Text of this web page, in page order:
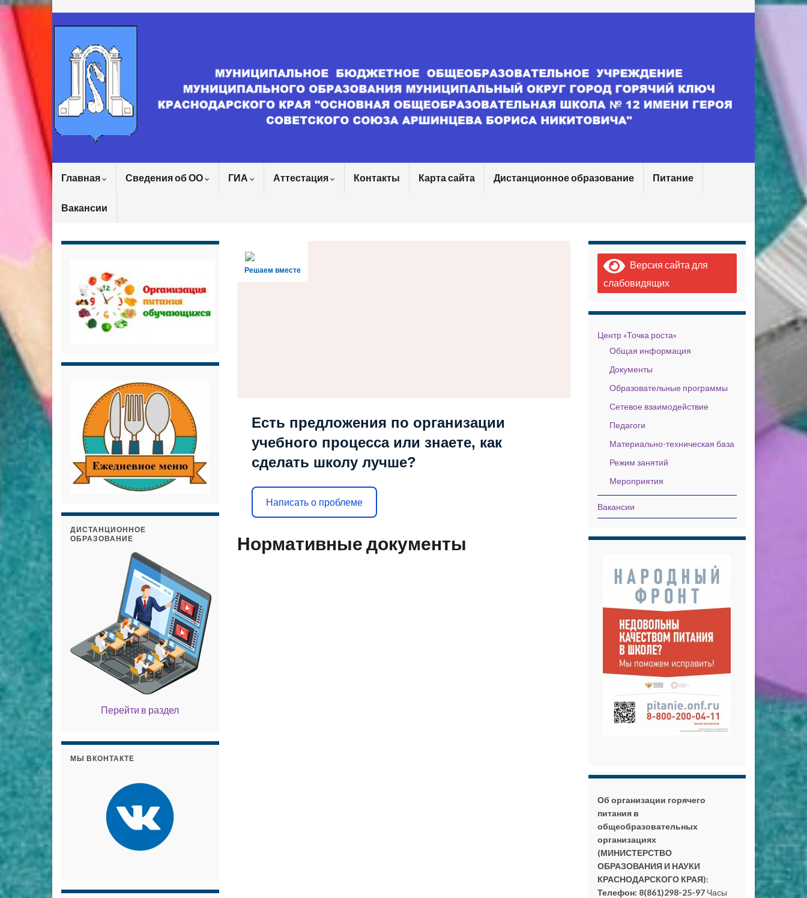
Главная Сведения об ОО ГИА Аттестация Контакты Карта сайта Дистанционное образование Питание
Вакансии
Решаем вместе
Есть предложения по организации
учебного процесса или знаете, как
сделать школу лучше?
Написать о проблеме
Нормативные документы
ДИСТАНЦИОННОЕ
ОБРАЗОВАНИЕ
Перейти в раздел
МЫ ВКОНТАКТЕ
Версия сайта для
слабовидящих
Центр «Точка роста»
Общая информация
Документы
Образовательные программы
Сетевое взаимодействие
Педагоги
Материально-техническая база
Режим занятий
Мероприятия
Вакансии
Об организации горячего
питания в
общеобразовательных
организациях
(МИНИСТЕРСТВО
ОБРАЗОВАНИЯ И НАУКИ
КРАСНОДАРСКОГО КРАЯ):
Телефон: 8(861)298-25-97Часы